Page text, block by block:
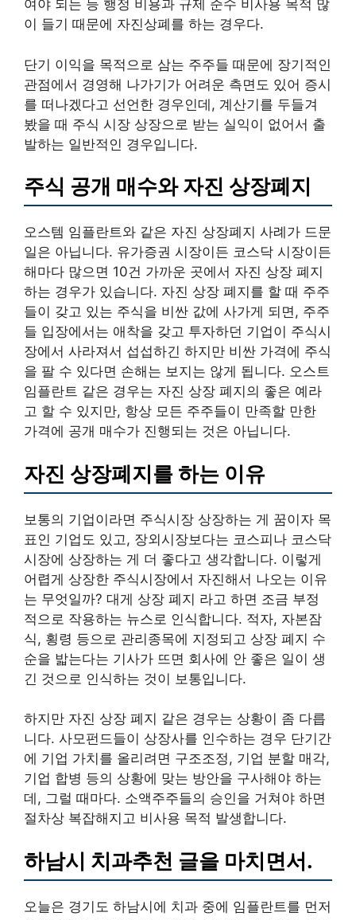
여야 되는 등 행정 비용과 규제 준수 비사용 목적 많
이 들기 때문에 자진상폐를 하는 경우다.
단기 이익을 목적으로 삼는 주주들 때문에 장기적인
관점에서 경영해 나가기가 어려운 측면도 있어 증시
를 떠나겠다고 선언한 경우인데, 계산기를 두들겨
봤을 때 주식 시장 상장으로 받는 실익이 없어서 출
발하는 일반적인 경우입니다.
주식 공개 매수와 자진 상장폐지
오스템 임플란트와 같은 자진 상장폐지 사례가 드문
일은 아닙니다. 유가증권 시장이든 코스닥 시장이든
해마다 많으면 10건 가까운 곳에서 자진 상장 폐지
하는 경우가 있습니다. 자진 상장 폐지를 할 때 주주
들이 갖고 있는 주식을 비싼 값에 사가게 되면, 주주
들 입장에서는 애착을 갖고 투자하던 기업이 주식시
장에서 사라져서 섭섭하긴 하지만 비싼 가격에 주식
을 팔 수 있다면 손해는 보지는 않게 됩니다. 오스트
임플란트 같은 경우는 자진 상장 폐지의 좋은 예라
고 할 수 있지만, 항상 모든 주주들이 만족할 만한
가격에 공개 매수가 진행되는 것은 아닙니다.
자진 상장폐지를 하는 이유
보통의 기업이라면 주식시장 상장하는 게 꿈이자 목
표인 기업도 있고, 장외시장보다는 코스피나 코스닥
시장에 상장하는 게 더 좋다고 생각합니다. 이렇게
어렵게 상장한 주식시장에서 자진해서 나오는 이유
는 무엇일까? 대게 상장 폐지 라고 하면 조금 부정
적으로 작용하는 뉴스로 인식합니다. 적자, 자본잠
식, 횡령 등으로 관리종목에 지정되고 상장 폐지 수
순을 밟는다는 기사가 뜨면 회사에 안 좋은 일이 생
긴 것으로 인식하는 것이 보통입니다.
하지만 자진 상장 폐지 같은 경우는 상황이 좀 다릅
니다. 사모펀드들이 상장사를 인수하는 경우 단기간
에 기업 가치를 올리려면 구조조정, 기업 분할 매각,
기업 합병 등의 상황에 맞는 방안을 구사해야 하는
데, 그럴 때마다. 소액주주들의 승인을 거쳐야 하면
절차상 복잡해지고 비사용 목적 발생합니다.
하남시 치과추천 글을 마치면서.
오늘은 경기도 하남시에 치과 중에 임플란트를 먼저